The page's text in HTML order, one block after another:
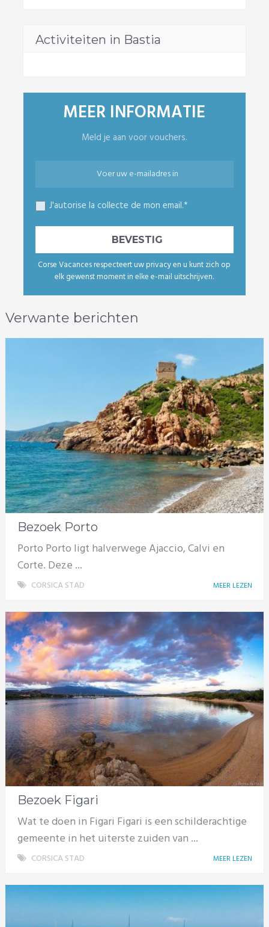
Activiteiten in Bastia
MEER INFORMATIE
Meld je aan voor vouchers.
J'autorise la collecte de mon email.*
Corse Vacances respecteert uw privacy en u kunt zich op
elk gewenst moment in elke e-mail uitschrijven.
Verwante berichten
Bezoek Porto
Porto Porto ligt halverwege Ajaccio, Calvi en
Corte. Deze ...
CORSICA STAD MEER LEZEN
Bezoek Figari
Wat te doen in Figari Figari is een schilderachtige
gemeente in het uiterste zuiden van ...
CORSICA STAD MEER LEZEN